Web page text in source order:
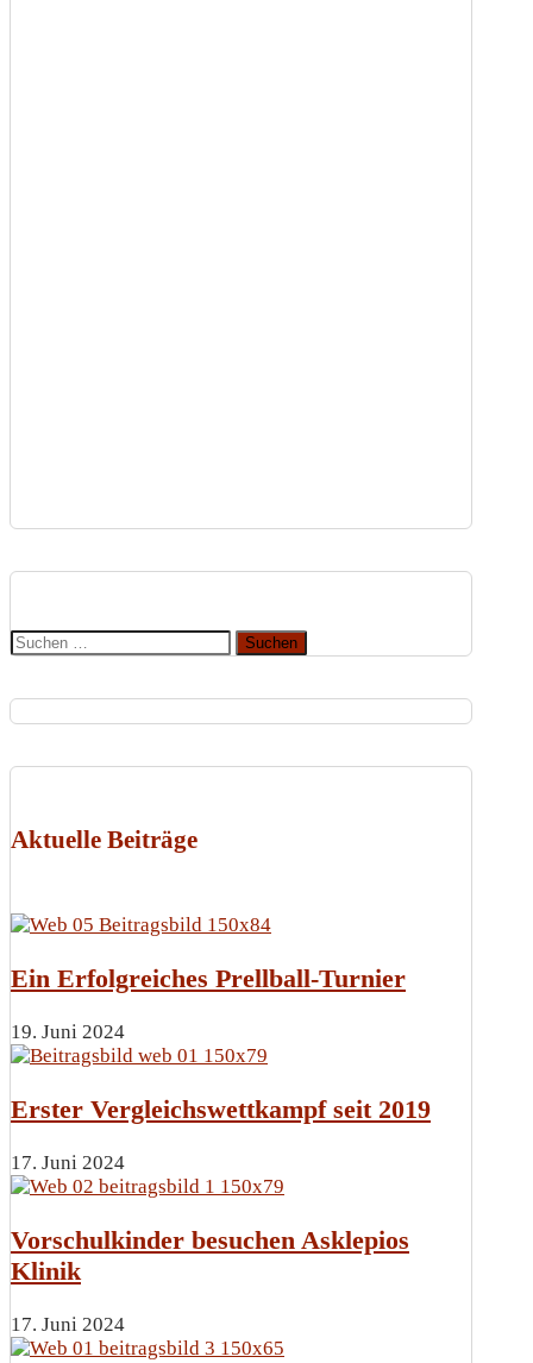
Suchen
nach:
Aktuelle Beiträge
Ein Erfolgreiches Prellball-Turnier
19. Juni 2024
Erster Vergleichswettkampf seit 2019
17. Juni 2024
Vorschulkinder besuchen Asklepios
Klinik
17. Juni 2024